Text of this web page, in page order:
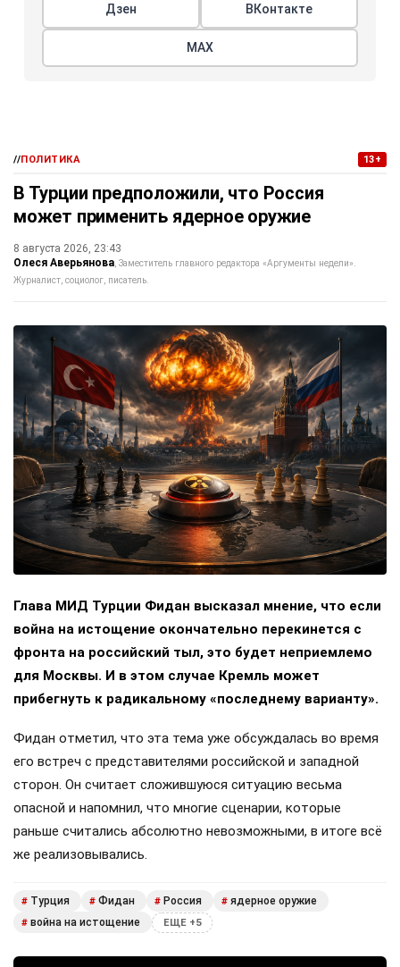
Дзен ВКонтакте
МАХ
//ПОЛИТИКА 13+
В Турции предположили, что Россия
может применить ядерное оружие
8 августа 2026, 23:43
Олеся Аверьянова Заместитель главного редактора «Аргументы недели».
Журналист, социолог, писатель.
Глава МИД Турции Фидан высказал мнение, что если
война на истощение окончательно перекинется с
фронта на российский тыл, это будет неприемлемо
для Москвы. И в этом случае Кремль может
прибегнуть к радикальному «последнему варианту».
Фидан отметил, что эта тема уже обсуждалась во время
его встреч с представителями российской и западной
сторон. Он считает сложившуюся ситуацию весьма
опасной и напомнил, что многие сценарии, которые
раньше считались абсолютно невозможными, в итоге всё
же реализовывались.
# Турция # Фидан # Россия # ядерное оружие
# война на истощение ЕЩЕ +5